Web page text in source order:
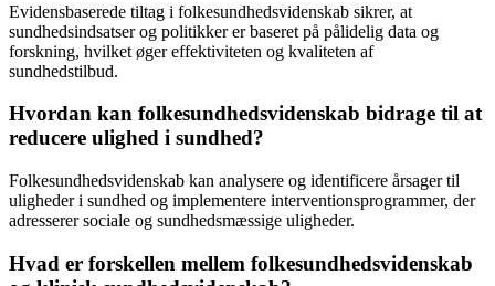
Evidensbaserede tiltag i folkesundhedsvidenskab sikrer, at
sundhedsindsatser og politikker er baseret på pålidelig data og
forskning, hvilket øger effektiviteten og kvaliteten af
sundhedstilbud.
Hvordan kan folkesundhedsvidenskab bidrage til at
reducere ulighed i sundhed?
Folkesundhedsvidenskab kan analysere og identificere årsager til
uligheder i sundhed og implementere interventionsprogrammer, der
adresserer sociale og sundhedsmæssige uligheder.
Hvad er forskellen mellem folkesundhedsvidenskab